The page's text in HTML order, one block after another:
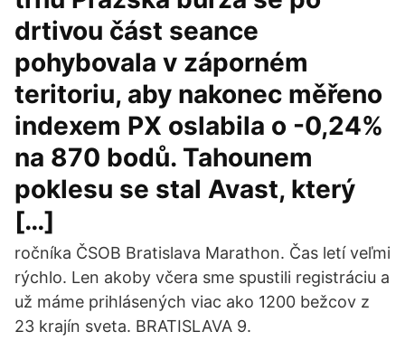
drtivou část seance
pohybovala v záporném
teritoriu, aby nakonec měřeno
indexem PX oslabila o -0,24%
na 870 bodů. Tahounem
poklesu se stal Avast, který
[…]
ročníka ČSOB Bratislava Marathon. Čas letí veľmi
rýchlo. Len akoby včera sme spustili registráciu a
už máme prihlásených viac ako 1200 bežcov z
23 krajín sveta. BRATISLAVA 9.